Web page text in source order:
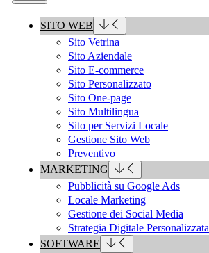
SITO WEB
Sito Vetrina
Sito Aziendale
Sito E-commerce
Sito Personalizzato
Sito One-page
Sito Multilingua
Sito per Servizi Locale
Gestione Sito Web
Preventivo
MARKETING
Pubblicità su Google Ads
Locale Marketing
Gestione dei Social Media
Strategia Digitale Personalizzata
SOFTWARE